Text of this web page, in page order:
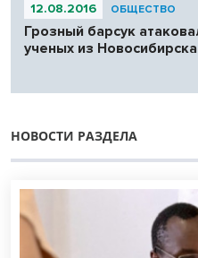
12.08.2016 ОБЩЕСТВО
Грозный барсук
ученых из Новосибирска
НОВОСТИ РАЗДЕЛА